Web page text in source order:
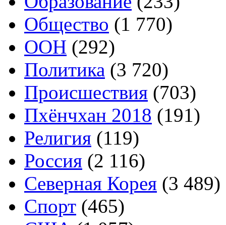
Общество (1 770)
ООН (292)
Политика (3 720)
Происшествия (703)
Пхёнчхан 2018 (191)
Религия (119)
Россия (2 116)
Северная Корея (3 489)
Спорт (465)